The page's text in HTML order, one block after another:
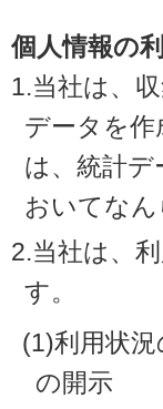
個人情報の
1.当社は、
データを
は、統計
おいてな
2.当社は、
す。
(1)利用状
の開示